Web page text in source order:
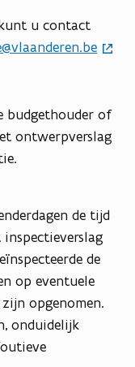
u contact
budgethouder of
ontwerpverslag
de tijd
de
op eventuele
opgenomen.
onduidelijk